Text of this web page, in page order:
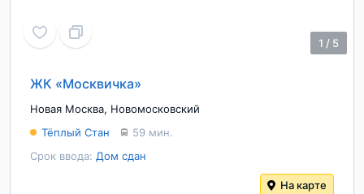
1 / 5
ЖК «Москвичка»
Новая Москва, Новомосковский
Срок ввода: Дом сдан
Тёплый Стан 59 мин.
На карте